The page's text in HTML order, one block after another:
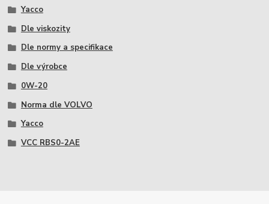
Yacco
Dle viskozity
Dle normy a specifikace
Dle výrobce
0W-20
Norma dle VOLVO
Yacco
VCC RBS0-2AE